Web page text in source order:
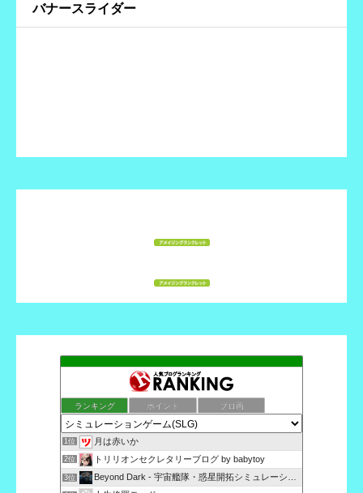
バナースライダー
ランキング ポイント ブロ画
1位 月は赤いか
2位 トリリオンセクレタリーブログ by babytoy
3位 Beyond Dark - 宇宙艦隊・惑星開拓シミュレーシ…